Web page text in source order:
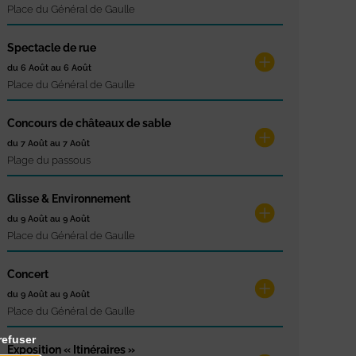
Place du Général de Gaulle
Spectacle de rue
du 6 Août au 6 Août
Place du Général de Gaulle
Concours de châteaux de sable
du 7 Août au 7 Août
Plage du passous
Glisse & Environnement
du 9 Août au 9 Août
Place du Général de Gaulle
Concert
du 9 Août au 9 Août
Place du Général de Gaulle
Exposition « Itinéraires »